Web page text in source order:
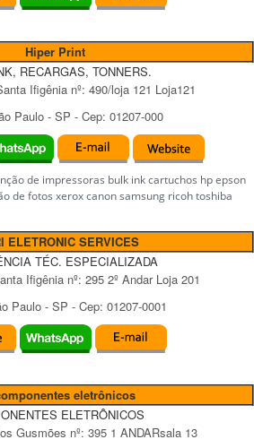
Hiper Print
RECARGAS, TONNERS.
Ifigênia nº: 490/loja 121 Loja121
Paulo - SP - Cep: 01207-000
de impressoras bulk ink cartuchos hp epson
de fotos xerox canon samsung ricoh toshiba
ELETRONIC SERVICES
TÉC. ESPECIALIZADA
Ifigênianº: 295 2º Andar Loja 201
Paulo- SP - Cep: 01207-0001
eletrônicos
ELETRÔNICOS
Gusmões nº: 395 1 ANDARsala 13